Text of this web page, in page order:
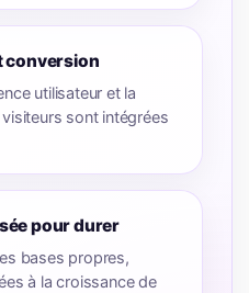
conversion
utilisateur et la
sont intégrées
pour durer
bases propres,
à la croissance de